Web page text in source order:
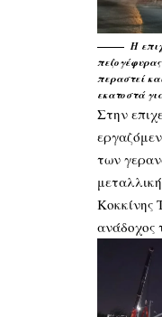
Η
πεζογέφυρας
περαστεί
εκατοστά
Στην
των
Κοκκίνης
ανάδοχος